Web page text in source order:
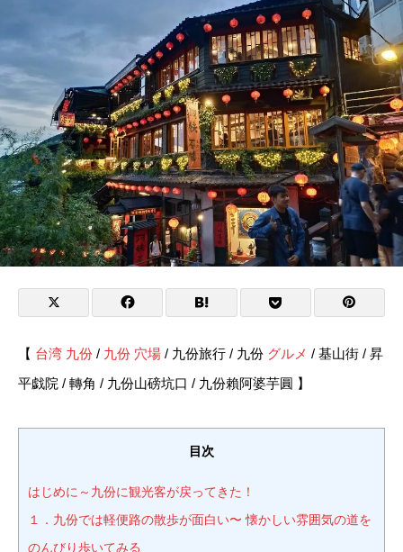
【 台湾 九份 / 九份 穴場 / 九份旅行 / 九份 グルメ / 基山街 / 昇
平戯院 / 轉角 / 九份山磅坑口 / 九份賴阿婆芋圓 】
目次
はじめに～九份に観光客が戻ってきた！
１．九份では軽便路の散歩が面白い〜 懐かしい雰囲気の道を
のんびり歩いてみる